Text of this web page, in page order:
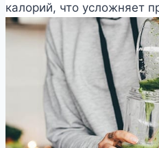
калорий, что усложняет